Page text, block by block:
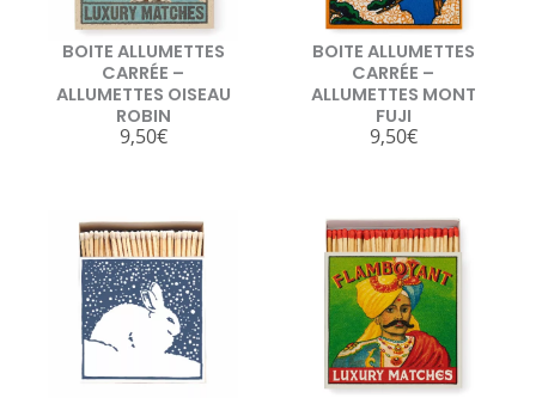
BOITE ALLUMETTES
CARRÉE –
ALLUMETTES OISEAU
ROBIN
9,50€
BOITE ALLUMETTES
CARRÉE –
ALLUMETTES MONT
FUJI
9,50€